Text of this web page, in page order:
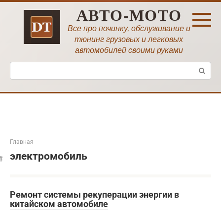
Перейти
АВТО-МОТО
Все про починку, обслуживание и
тюнинг грузовых и легковых
автомобилей своими руками
Поиск:
Главная
электромобиль
Ремонт системы рекуперации энергии в
китайском автомобиле